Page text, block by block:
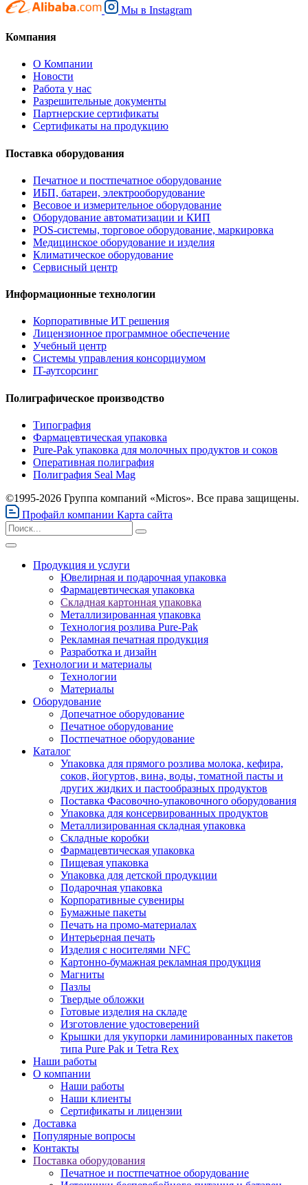
Мы в Instagram
Компания
О Компании
Новости
Работа у нас
Разрешительные документы
Партнерские сертификаты
Сертификаты на продукцию
Поставка оборудования
Печатное и постпечатное оборудование
ИБП, батареи, электрооборудование
Весовое и измерительное оборудование
Оборудование автоматизации и КИП
POS-системы, торговое оборудование, маркировка
Медицинское оборудование и изделия
Климатическое оборудование
Сервисный центр
Информационные технологии
Корпоративные ИТ решения
Лицензионное программное обеспечение
Учебный центр
Системы управления консорциумом
IT-аутсорсинг
Полиграфическое производство
Типография
Фармацевтическая упаковка
Pure-Pak упаковка для молочных продуктов и соков
Оперативная полиграфия
Полиграфия Seal Mag
©1995-2026 Группа компаний «Micros». Все права защищены.
Профайл компании Карта сайта
Продукция и услуги
Ювелирная и подарочная упаковка
Фармацевтическая упаковка
Складная картонная упаковка
Металлизированная упаковка
Технология розлива Pure-Pak
Рекламная печатная продукция
Разработка и дизайн
Технологии и материалы
Технологии
Материалы
Оборудование
Допечатное оборудование
Печатное оборудование
Постпечатное оборудование
Каталог
Упаковка для прямого розлива молока, кефира,
соков, йогуртов, вина, воды, томатной пасты и
других жидких и пастообразных продуктов
Поставка Фасовочно-упаковочного оборудования
Упаковка для консервированных продуктов
Металлизированная складная упаковка
Складные коробки
Фармацевтическая упаковка
Пищевая упаковка
Упаковка для детской продукции
Подарочная упаковка
Корпоративные сувениры
Бумажные пакеты
Печать на промо-материалах
Интерьерная печать
Изделия с носителями NFC
Картонно-бумажная рекламная продукция
Магниты
Пазлы
Твердые обложки
Готовые изделия на складе
Изготовление удостоверений
Крышки для укупорки ламинированных пакетов
типа Pure Pak и Tetra Rex
Наши работы
О компании
Наши работы
Наши клиенты
Сертификаты и лицензии
Доставка
Популярные вопросы
Контакты
Поставка оборудования
Печатное и постпечатное оборудование